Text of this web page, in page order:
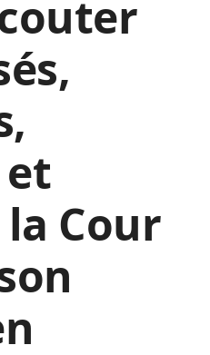
Cour